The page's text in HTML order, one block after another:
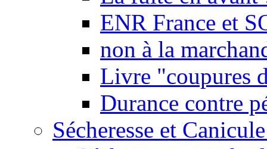
ENR France et
non à la
Livre "coupures
Durance contre
Sécheresse et